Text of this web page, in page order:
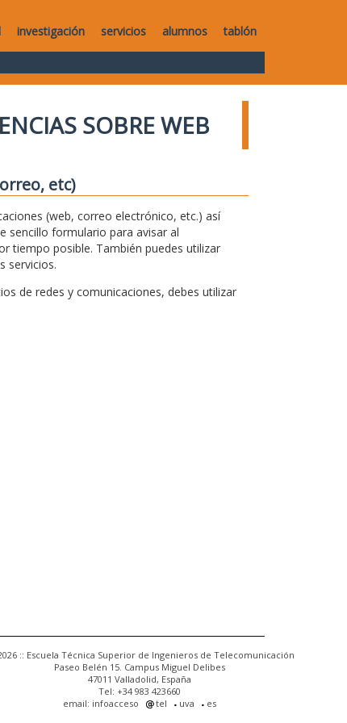
investigación servicios alumnos tablón
SOBRE WEB
etc)
(web, correo electrónico, etc.) así
sencillo formulario para avisar al
tiempo posible. También puedes utilizar
servicios.
de redes y comunicaciones, debes utilizar
:: Escuela Técnica Superior de Ingenieros de Telecomunicación
Paseo Belén 15. Campus Miguel Delibes
47011 Valladolid, España
Tel: +34 983 423660
email: infoacceso
tel uva es